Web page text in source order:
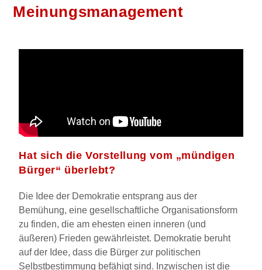
Meinungsmanagement
Hat sich die Vorstellung vom „mündigen
Bürger“ überlebt?
Die Idee der Demokratie entsprang aus der
Bemühung, eine gesellschaftliche Organisationsform
zu finden, die am ehesten einen inneren (und
äußeren) Frieden gewährleistet. Demokratie beruht
auf der Idee, dass die Bürger zur politischen
Selbstbestimmung befähigt sind. Inzwischen ist die